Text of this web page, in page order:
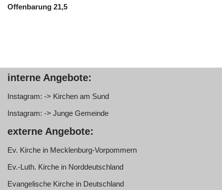
Offenbarung 21,5
interne Angebote:
Instagram: -> Kirchen am Sund
Instagram: -> Junge Gemeinde
externe Angebote:
Ev. Kirche in Mecklenburg-Vorpommern
Ev.-Luth. Kirche in Norddeutschland
Evangelische Kirche in Deutschland